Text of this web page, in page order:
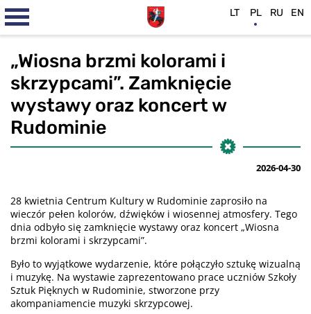
„Wiosna brzmi kolorami i
skrzypcami”. Zamknięcie
wystawy oraz koncert w
Rudominie
2026-04-30
28 kwietnia Centrum Kultury w Rudominie zaprosiło na
wieczór pełen kolorów, dźwięków i wiosennej atmosfery. Tego
dnia odbyło się zamknięcie wystawy oraz koncert „Wiosna
brzmi kolorami i skrzypcami”.
Było to wyjątkowe wydarzenie, które połączyło sztukę wizualną
i muzykę. Na wystawie zaprezentowano prace uczniów Szkoły
Sztuk Pięknych w Rudominie, stworzone przy
akompaniamencie muzyki skrzypcowej.
LT PL RU EN